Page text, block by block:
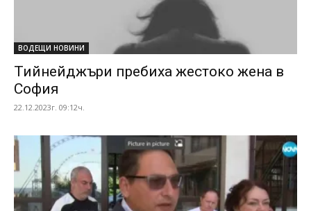
ВОДЕЩИ НОВИНИ
Тийнейджъри пребиха жестоко жена в
София
22.12.2023г. 09:12ч.